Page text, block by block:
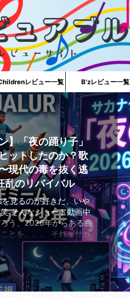
レビュー一覧 B'zレビュー一覧
】「夜の踊り子」
ットしたのか？歌
現代の毒を抜く逃
のリバイバル
見るのが好きだ、いや
そんなショート動画中
う、2026年からある曲
とを。。。 それがサカ
グル「夜の踊り子」であ
14年。2012年に世に放
の「夜の踊り子」が、
世界のストリーミングチ
の勢いで席巻してい
リーミングランキング